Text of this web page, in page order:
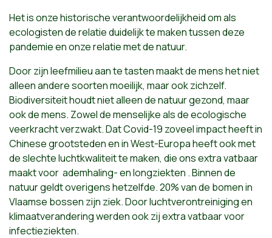
Het is onze historische verantwoordelijkheid om als
ecologisten de relatie duidelijk te maken tussen deze
pandemie en onze relatie met de natuur.
Door zijn leefmilieu aan te tasten maakt de mens het niet
alleen andere soorten moeilijk, maar ook zichzelf.
Biodiversiteit houdt niet alleen de natuur gezond, maar
ook de mens. Zowel de menselijke als de ecologische
veerkracht verzwakt. Dat Covid-19 zoveel impact heeft in
Chinese grootsteden en in West-Europa heeft ook met
de slechte luchtkwaliteit te maken, die ons extra vatbaar
maakt voor ademhaling- en longziekten . Binnen de
natuur geldt overigens hetzelfde. 20% van de bomen in
Vlaamse bossen zijn ziek. Door luchtverontreiniging en
klimaatverandering werden ook zij extra vatbaar voor
infectieziekten.